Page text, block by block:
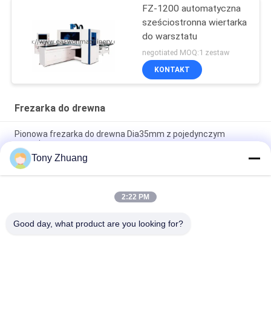
FZ-1200 automatyczna
sześciostronna wiertarka
do warsztatu
negotiated MOQ:1 zestaw
KONTAKT
Frezarka do drewna
Pionowa frezarka do drewna Dia35mm z pojedynczym
wrzecionem
Frezarka z podwójnym wrzecionem Dia35mm MX5317
Uniwersalne zastosowanie pionowe
MZ7221D 2-rzędowa frezarka do drewna Dia35mm
Tony Zhuang
2:22 PM
Good day, what product are you looking for?